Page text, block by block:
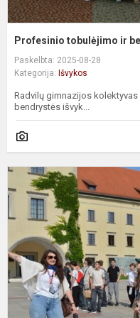
Profesinio tobulėjimo ir
Paskelbta: 2025-08-28
Kategorija: Išvykos
Radvilų gimnazijos
bendrystės išvyk...